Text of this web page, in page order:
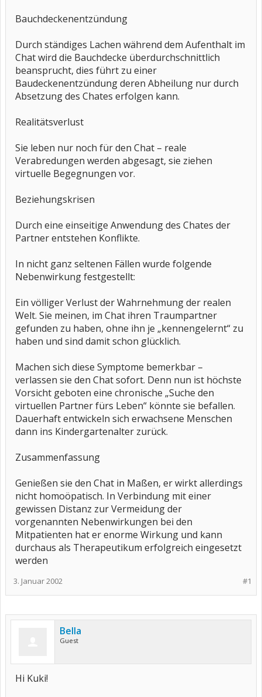
Bauchdeckenentzündung
Durch ständiges Lachen während dem Aufenthalt im
Chat wird die Bauchdecke überdurchschnittlich
beansprucht, dies führt zu einer
Baudeckenentzündung deren Abheilung nur durch
Absetzung des Chates erfolgen kann.
Realitätsverlust
Sie leben nur noch für den Chat – reale
Verabredungen werden abgesagt, sie ziehen
virtuelle Begegnungen vor.
Beziehungskrisen
Durch eine einseitige Anwendung des Chates der
Partner entstehen Konflikte.
In nicht ganz seltenen Fällen wurde folgende
Nebenwirkung festgestellt:
Ein völliger Verlust der Wahrnehmung der realen
Welt. Sie meinen, im Chat ihren Traumpartner
gefunden zu haben, ohne ihn je „kennengelernt“ zu
haben und sind damit schon glücklich.
Machen sich diese Symptome bemerkbar –
verlassen sie den Chat sofort. Denn nun ist höchste
Vorsicht geboten eine chronische „Suche den
virtuellen Partner fürs Leben“ könnte sie befallen.
Dauerhaft entwickeln sich erwachsene Menschen
dann ins Kindergartenalter zurück.
Zusammenfassung
Genießen sie den Chat in Maßen, er wirkt allerdings
nicht homoöpatisch. In Verbindung mit einer
gewissen Distanz zur Vermeidung der
vorgenannten Nebenwirkungen bei den
Mitpatienten hat er enorme Wirkung und kann
durchaus als Therapeutikum erfolgreich eingesetzt
werden
#1
3. Januar 2002
Bella
Guest
Hi Kuki!